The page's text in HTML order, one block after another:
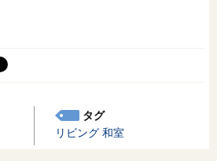
タグ
リビング 和室